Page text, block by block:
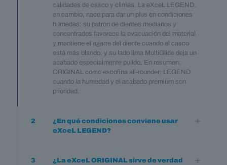
calidades de casco y climas. La eXceL LEGEND,
en cambio, nace para dar un plus en condiciones
húmedas: su patrón de dientes medianos y
concentrados favorece la evacuación del material
y mantiene el agarre del diente cuando el casco
está más blando, y su lado lima MultiGlide deja un
acabado especialmente pulido. En resumen:
ORIGINAL como escofina all-rounder; LEGEND
cuando la humedad y el acabado premium son
prioridad.
2
¿En qué condiciones conviene usar
eXceL LEGEND?
3
¿La eXceL ORIGINAL sirve de verdad